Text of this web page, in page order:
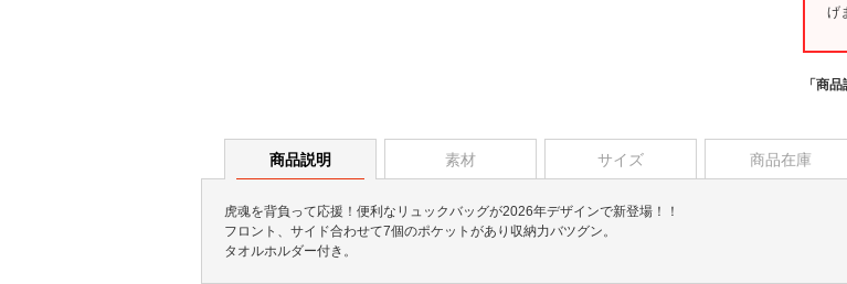
げ
「商
商品説明 素材 サイズ 商品在庫
虎魂を背負って応援！便利なリュックバッグが2026年デザインで新登場！！
フロント、サイド合わせて7個のポケットがあり収納力バツグン。
タオルホルダー付き。